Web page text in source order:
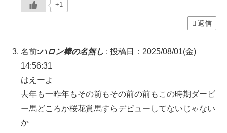
+1
返信
名前:ハロン棒の名無し : 投稿日：2025/08/01(金)
14:56:31
はえーよ
去年も一昨年もその前もその前の前もこの時期ダービ
ー馬どころか桜花賞馬すらデビューしてないじゃない
か